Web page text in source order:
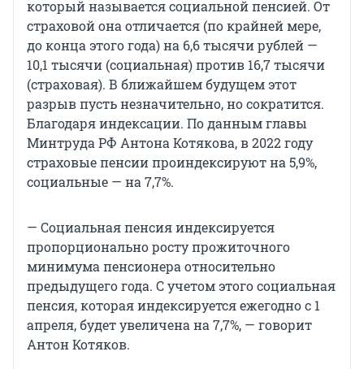
который называется социальной пенсией. От
страховой она отличается (по крайней мере,
до конца этого года) на 6,6 тысячи рублей —
10,1 тысячи (социальная) против 16,7 тысячи
(страховая). В ближайшем будущем этот
разрыв пусть незначительно, но сократится.
Благодаря индексации. По данным главы
Минтруда РФ Антона Котякова, в 2022 году
страховые пенсии проиндексируют на 5,9%,
социальные — на 7,7%.
— Социальная пенсия индексируется
пропорционально росту прожиточного
минимума пенсионера относительно
предыдущего года. С учетом этого социальная
пенсия, которая индексируется ежегодно с 1
апреля, будет увеличена на 7,7%, — говорит
Антон Котяков.